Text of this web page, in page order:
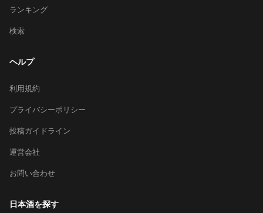
ランキング
検索
ヘルプ
利用規約
プライバシーポリシー
投稿ガイドライン
運営会社
お問い合わせ
日本酒を探す